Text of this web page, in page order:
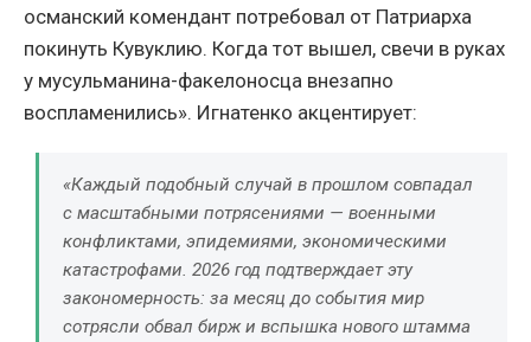
османский комендант потребовал от Патриарха
покинуть Кувуклию. Когда тот вышел, свечи в руках
у мусульманина-факелоносца внезапно
воспламенились». Игнатенко акцентирует:
«Каждый подобный случай в прошлом совпадал
с масштабными потрясениями — военными
конфликтами, эпидемиями, экономическими
катастрофами. 2026 год подтверждает эту
закономерность: за месяц до события мир
сотрясли обвал бирж и вспышка нового штамма